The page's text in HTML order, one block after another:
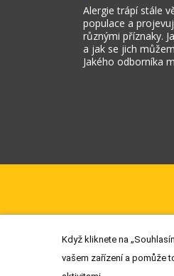
Alergie trápí stále
populace a
různými příznaky.
a jak se jich
Jakého odborníka
Když kliknete na
vašem zařízení a pomůže